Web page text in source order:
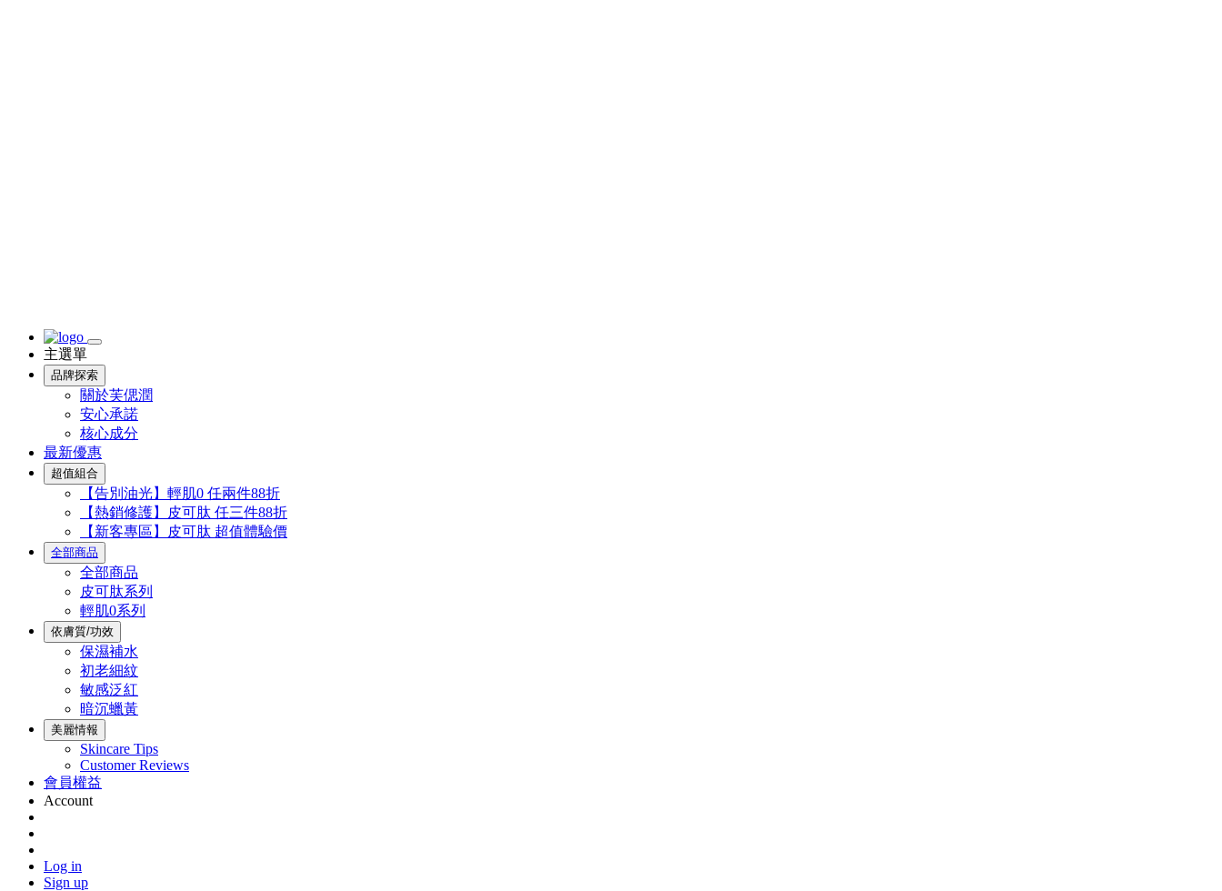
主選單
品牌探索
關於芙偲潤
安心承諾
核心成分
最新優惠
超值組合
【告別油光】輕肌0 任兩件88折
【熱銷修護】皮可肽 任三件88折
【新客專區】皮可肽 超值體驗價
全部商品
全部商品
皮可肽系列
輕肌0系列
依膚質/功效
保濕補水
初老細紋
敏感泛紅
暗沉蠟黃
美麗情報
Skincare Tips
Customer Reviews
會員權益
Account
Log in
Sign up